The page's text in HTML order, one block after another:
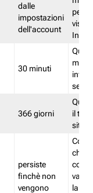
dalle
impostazioni
dell'account
30 minuti
366 giorni
il
sito
persiste
finchè non
vengono
che
la